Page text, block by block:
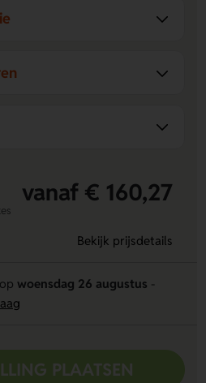
vanaf € 160,27
Bekijk prijsdetails
woensdag 26 augustus
PLAATSEN